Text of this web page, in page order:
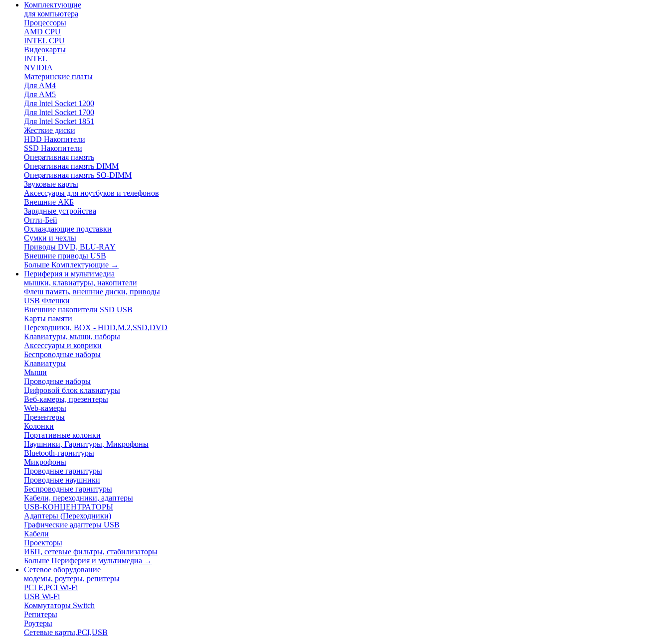
Комплектующие
для компьютера
Процессоры
AMD CPU
INTEL CPU
Видеокарты
INTEL
NVIDIA
Материнские платы
Для AM4
Для AM5
Для Intel Socket 1200
Для Intel Socket 1700
Для Intel Socket 1851
Жесткие диски
HDD Накопители
SSD Накопители
Оперативная память
Оперативная память DIMM
Оперативная память SO-DIMM
Звуковые карты
Аксессуары для ноутбуков и телефонов
Внешние АКБ
Зарядные устройства
Опти-Бей
Охлаждающие подставки
Сумки и чехлы
Приводы DVD, BLU-RAY
Внешние приводы USB
Больше Комплектующие →
Периферия и мультимедиа
мышки, клавиатуры, накопители
Флеш память, внешние диски, приводы
USB Флешки
Внешние накопители SSD USB
Карты памяти
Переходники, BOX - HDD,M.2,SSD,DVD
Клавиатуры, мыши, наборы
Аксессуары и коврики
Беспроводные наборы
Клавиатуры
Мыши
Проводные наборы
Цифровой блок клавиатуры
Веб-камеры, презентеры
Web-камеры
Презентеры
Колонки
Портативные колонки
Наушники, Гарнитуры, Микрофоны
Bluetooth-гарнитуры
Микрофоны
Проводные гарнитуры
Проводные наушники
Беспроводные гарнитуры
Кабели, переходники, адаптеры
USB-КОНЦЕНТРАТОРЫ
Адаптеры (Переходники)
Графические адаптеры USB
Кабели
Проекторы
ИБП, сетевые фильтры, стабилизаторы
Больше Периферия и мультимедиа →
Сетевое оборудование
модемы, роутеры, репитеры
PCI E,PCI Wi-Fi
USB Wi-Fi
Коммутаторы Switch
Репитеры
Роутеры
Сетевые карты,PCI,USB